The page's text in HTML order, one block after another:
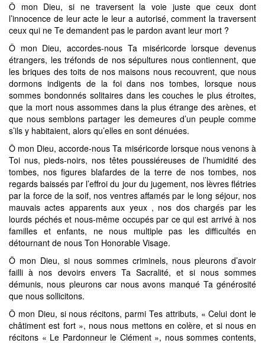
Ô mon Dieu, si ne traversent la voie juste que ceux dont
l’innocence de leur acte le leur a autorisé, comment la traversent
ceux qui ne Te demandent pas le pardon avant leur mort ?
Ô mon Dieu, accordes-nous Ta miséricorde lorsque devenus
étrangers, les tréfonds de nos sépultures nous contiennent, que
les briques des toits de nos maisons nous recouvrent, que nous
dormons indigents de la foi dans nos tombes, lorsque nous
sommes bondonnés solitaires dans les couches le plus étroites,
que la mort nous assommes dans la plus étrange des arènes, et
que nous semblons partager les demeures d’un peuple comme
s’ils y habitaient, alors qu’elles en sont dénuées.
Ô mon Dieu, accorde-nous Ta miséricorde lorsque nous venons à
Toi nus, pieds-noirs, nos têtes poussiéreuses de l’humidité des
tombes, nos figures blafardes de la terre de nos tombes, nos
regards baissés par l’effroi du jour du jugement, nos lèvres flétries
par la force de la soif, nos ventres affamés par le long séjour, nos
mauvais actes apparents aux yeux , nos dos chargés par les
lourds péchés et nous-même occupés par ce qui est arrivé à nos
familles et enfants, ne nous multiple pas les difficultés en
détournant de nous Ton Honorable Visage.
Ô mon Dieu, si nous sommes criminels, nous pleurons d’avoir
failli à nos devoirs envers Ta Sacralité, et si nous sommes
démunis, nous pleurons car nous avons manqué Ta générosité
que nous sollicitons.
Ô mon Dieu, si nous récitons, parmi Tes attributs, « Celui dont le
châtiment est fort », nous nous mettons en colère, et si nous en
récitons « Le Pardonneur le Clément », nous sommes contents,